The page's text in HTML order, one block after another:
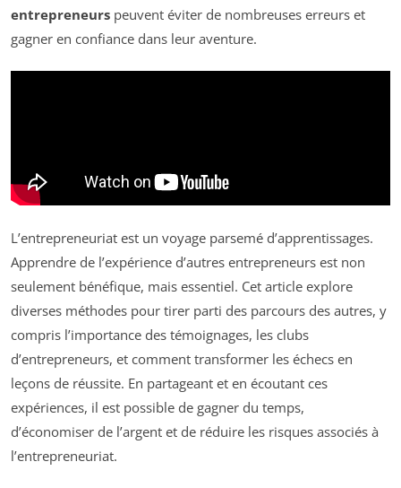
entrepreneurs peuvent éviter de nombreuses erreurs et
gagner en confiance dans leur aventure.
L’entrepreneuriat est un voyage parsemé d’apprentissages.
Apprendre de l’expérience d’autres entrepreneurs est non
seulement bénéfique, mais essentiel. Cet article explore
diverses méthodes pour tirer parti des parcours des autres, y
compris l’importance des témoignages, les clubs
d’entrepreneurs, et comment transformer les échecs en
leçons de réussite. En partageant et en écoutant ces
expériences, il est possible de gagner du temps,
d’économiser de l’argent et de réduire les risques associés à
l’entrepreneuriat.